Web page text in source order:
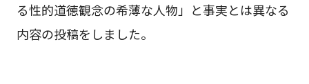
る性的道徳観念の希薄な人物」と事実とは異なる
内容の投稿をしました。